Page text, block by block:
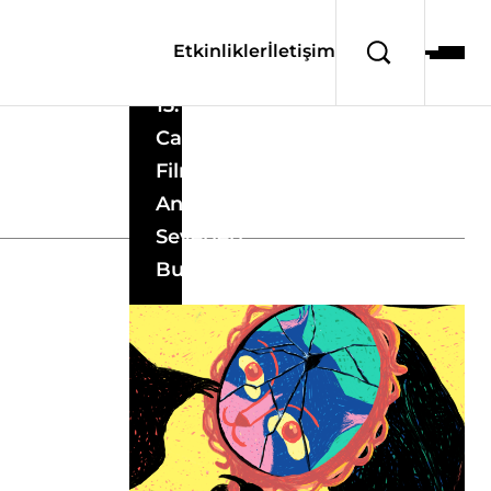
Etkinliklerİletişim
13.
Canlandıranlar
Film Festivali
Animasyon
Severleri
Buluşturdu